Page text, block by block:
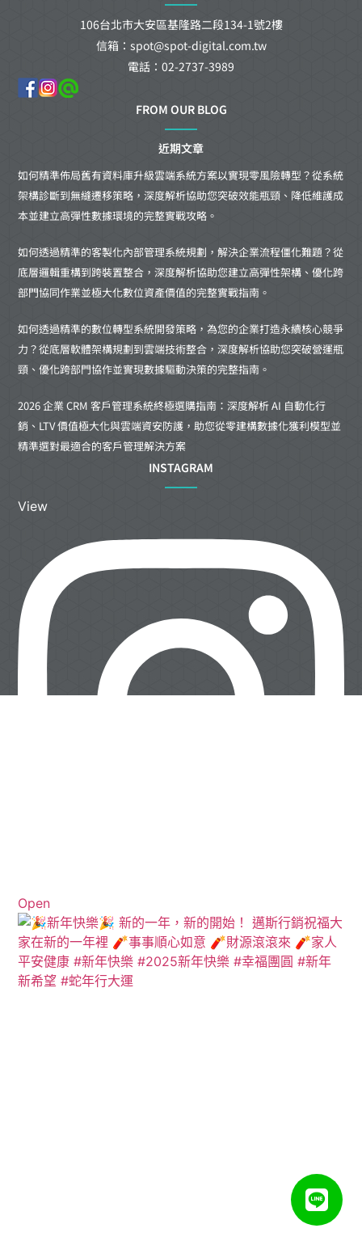
106台北市大安區基隆路二段134-1號2樓
信箱：spot@spot-digital.com.tw
電話：02-2737-3989
FROM OUR BLOG
近期文章
如何精準佈局舊有資料庫升級雲端系統方案以實現零風險轉型？從系統
架構診斷到無縫遷移策略，深度解析協助您突破效能瓶頸、降低維護成
本並建立高彈性數據環境的完整實戰攻略。
如何透過精準的客製化內部管理系統規劃，解決企業流程僵化難題？從
底層邏輯重構到跨裝置整合，深度解析協助您建立高彈性架構、優化跨
部門協同作業並極大化數位資產價值的完整實戰指南。
如何透過精準的數位轉型系統開發策略，為您的企業打造永續核心競爭
力？從底層軟體架構規劃到雲端技術整合，深度解析協助您突破營運瓶
頸、優化跨部門協作並實現數據驅動決策的完整指南。
2026 企業 CRM 客戶管理系統終極選購指南：深度解析 AI 自動化行
銷、LTV 價值極大化與雲端資安防護，助您從零建構數據化獲利模型並
精準選對最適合的客戶管理解決方案
INSTAGRAM
View
Open